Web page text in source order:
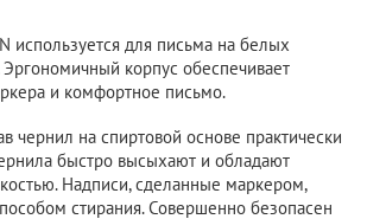
используется для письма на белых
корпус обеспечивает
и комфортное письмо.
чернил на спиртовой основе практически
быстро высыхают и обладают
Надписи, сделанные маркером,
стирания. Совершенно безопасен